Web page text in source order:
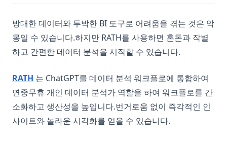
방대한 데이터와 투박한 BI 도구로 어려움을 겪는 것은 악
몽일 수 있습니다.하지만 RATH를 사용하면 혼돈과 작별
하고 간편한 데이터 분석을 시작할 수 있습니다.
RATH (opens in a new tab)
는 ChatGPT를 데이터 분석 워크플로에 통합하여
연중무휴 개인 데이터 분석가 역할을 하여 워크플로를 간
소화하고 생산성을 높입니다.번거로움 없이 즉각적인 인
사이트와 놀라운 시각화를 얻을 수 있습니다.